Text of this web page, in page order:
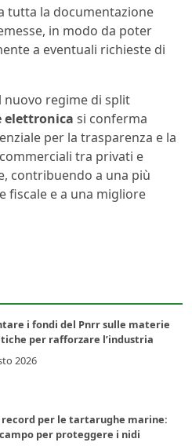
tutta la documentazione
in modo da poter
a eventuali richieste di
nuovo regime di split
si conferma
per la trasparenza e la
tra privati e
contribuendo a una più
fiscale e a una migliore
i fondi del Pnrr sulle materie
per rafforzare l’industria
2026
record per le tartarughe marine:
per proteggere i nidi